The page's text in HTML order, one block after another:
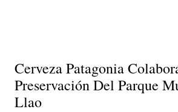
Cerveza Patagonia
Preservación Del Parque
Llao